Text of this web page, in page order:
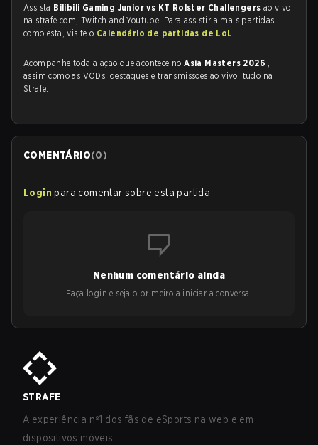
Assista Bilibili Gaming Junior vs KT Rolster Challengers ao vivo
na strafe.com, Twitch and Youtube. Para assistir a mais partidas
como esta, visite o Calendário de partidas de LoL .
Acompanhe toda a ação que acontece noAsia Masters 2026 ,
assim como as VODs, destaques e transmissões ao vivo, tudo na
Strafe.
COMENTÁRIO(0)
Login para comentar sobre esta partida
Nenhum comentário ainda
Faça login e seja o primeiro a iniciar a conversa!
STRAFE
A experiência nº1 dos fãs de eSports na web e em
dispositivos móveis.